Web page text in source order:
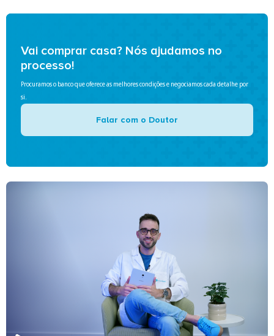
Vai comprar casa? Nós ajudamos no
processo!
Procuramos o banco que oferece as melhores condições e negociamos cada detalhe por
si.
Falar com o Doutor